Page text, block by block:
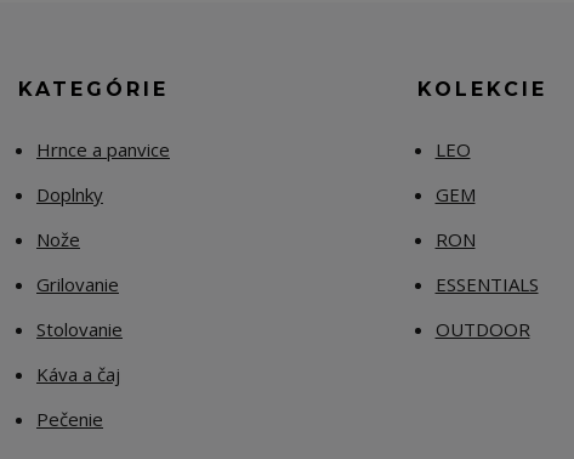
KATEGÓRIE
Hrnce a panvice
Doplnky
Nože
Grilovanie
Stolovanie
Káva a čaj
Pečenie
KOLEKCIE
LEO
GEM
RON
ESSENTIALS
OUTDOOR